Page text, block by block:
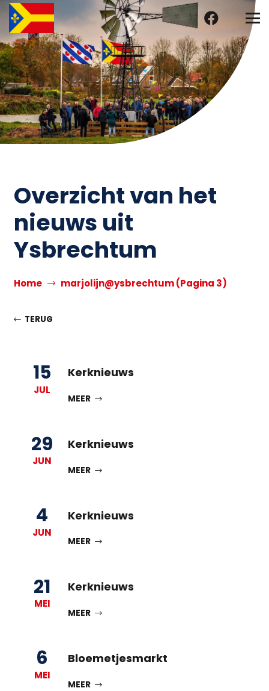
Overzicht van het
nieuws uit
Ysbrechtum
Home marjolijn@ysbrechtum(Pagina 3)
TERUG
15
JUL
Kerknieuws
MEER
29
JUN
Kerknieuws
MEER
4
JUN
Kerknieuws
MEER
21
MEI
Kerknieuws
MEER
6
MEI
Bloemetjesmarkt
MEER